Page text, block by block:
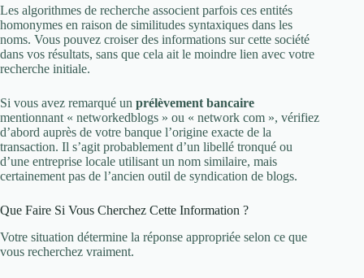
Les algorithmes de recherche associent parfois ces entités
homonymes en raison de similitudes syntaxiques dans les
noms. Vous pouvez croiser des informations sur cette société
dans vos résultats, sans que cela ait le moindre lien avec votre
recherche initiale.
Si vous avez remarqué un prélèvement bancaire
mentionnant « networkedblogs » ou « network com », vérifiez
d’abord auprès de votre banque l’origine exacte de la
transaction. Il s’agit probablement d’un libellé tronqué ou
d’une entreprise locale utilisant un nom similaire, mais
certainement pas de l’ancien outil de syndication de blogs.
Que Faire Si Vous Cherchez Cette Information ?
Votre situation détermine la réponse appropriée selon ce que
vous recherchez vraiment.